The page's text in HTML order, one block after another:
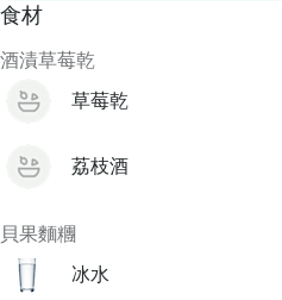
食材
酒漬草莓乾
草莓乾
荔枝酒
貝果麵糰
冰水